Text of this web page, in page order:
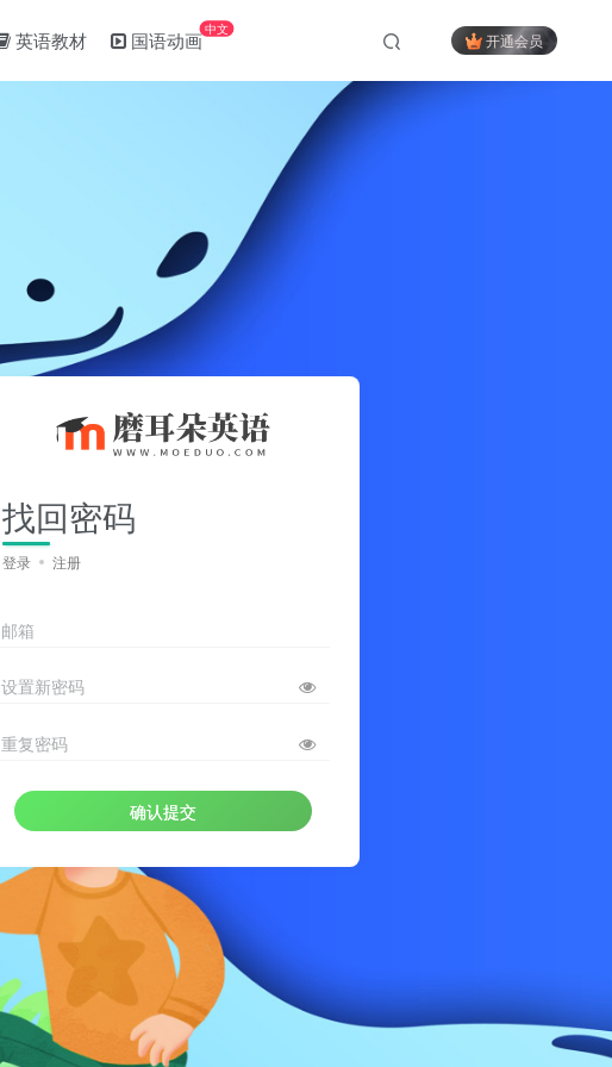
英语教材 国语动画中文
开通会员
找回密码
登录 注册
邮箱
设置新密码
重复密码
确认提交